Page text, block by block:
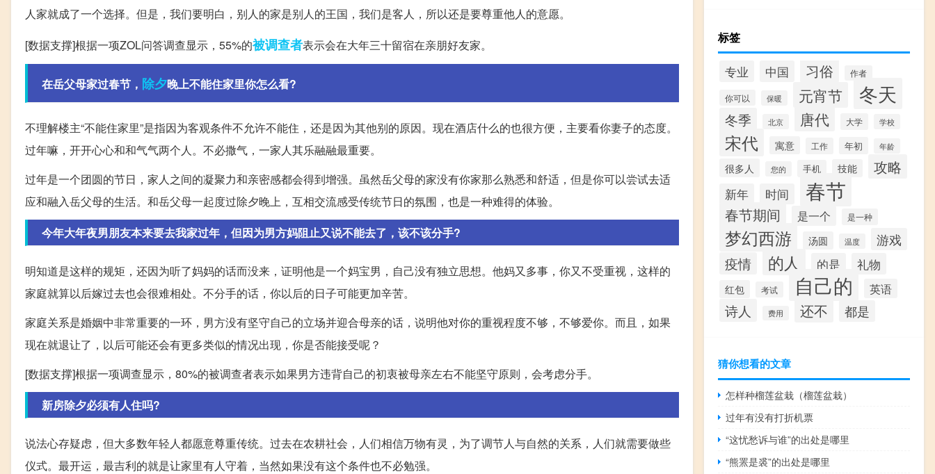
人家就成了一个选择。但是，我们要明白，别人的家是别人的王国，我们是客人，所以还是要尊重他人的意愿。
[数据支撑]根据一项ZOL问答调查显示，55%的被调查者表示会在大年三十留宿在亲朋好友家。
在岳父母家过春节， 除夕晚上不能住家里你怎么看?
不理解楼主“不能住家里”是指因为客观条件不允许不能住，还是因为其他别的原因。现在酒店什么的也很方便，主要看你妻子的态度。
过年嘛，开开心心和和气气两个人。不必撒气，一家人其乐融融最重要。
过年是一个团圆的节日，家人之间的凝聚力和亲密感都会得到增强。虽然岳父母的家没有你家那么熟悉和舒适，但是你可以尝试去适
应和融入岳父母的生活。和岳父母一起度过除夕晚上，互相交流感受传统节日的氛围，也是一种难得的体验。
今年大年夜男朋友本来要去我家过年，但因为男方妈阻止又说不能去了，该不该分手?
明知道是这样的规矩，还因为听了妈妈的话而没来，证明他是一个妈宝男，自己没有独立思想。他妈又多事，你又不受重视，这样的
家庭就算以后嫁过去也会很难相处。不分手的话，你以后的日子可能更加辛苦。
家庭关系是婚姻中非常重要的一环，男方没有坚守自己的立场并迎合母亲的话，说明他对你的重视程度不够，不够爱你。而且，如果
现在就退让了，以后可能还会有更多类似的情况出现，你是否能接受呢？
[数据支撑]根据一项调查显示，80%的被调查者表示如果男方违背自己的初衷被母亲左右不能坚守原则，会考虑分手。
新房除夕必须有人住吗?
说法心存疑虑，但大多数年轻人都愿意尊重传统。过去在农耕社会，人们相信万物有灵，为了调节人与自然的关系，人们就需要做些
仪式。最开运，最吉利的就是让家里有人守着，当然如果没有这个条件也不必勉强。
标签
专业 中国 习俗 作者
你可以 保暖 元宵节 冬天
冬季 北京 唐代 大学 学校
宋代 寓意 工作 年初 年龄
很多人 您的 手机 技能 攻略
新年 时间 春节
春节期间 是一个 是一种
梦幻西游 汤圆 温度
游戏
疫情
的人 的是 礼物
红包 考试 自己的 英语
诗人 费用 还不 都是
猜你想看的文章
怎样种榴莲盆栽（榴莲盆栽）
过年有没有打折机票
“这忧愁诉与谁”的出处是哪里
“熊罴是裘”的出处是哪里